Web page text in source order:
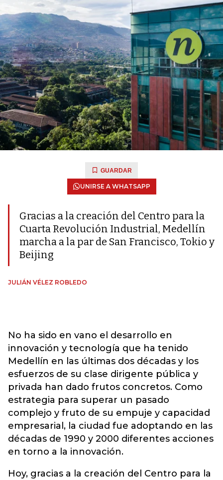
GUARDAR
UNIRSE A WHATSAPP
Gracias a la creación del Centro para la
Cuarta Revolución Industrial, Medellín
marcha a la par de San Francisco, Tokio y
Beijing
JULIÁN VÉLEZ ROBLEDO
No ha sido en vano el desarrollo en
innovación y tecnología que ha tenido
Medellín en las últimas dos décadas y los
esfuerzos de su clase dirigente pública y
privada han dado frutos concretos. Como
estrategia para superar un pasado
complejo y fruto de su empuje y capacidad
empresarial, la ciudad fue adoptando en las
décadas de 1990 y 2000 diferentes acciones
en torno a la innovación.
Hoy, gracias a la creación del Centro para la